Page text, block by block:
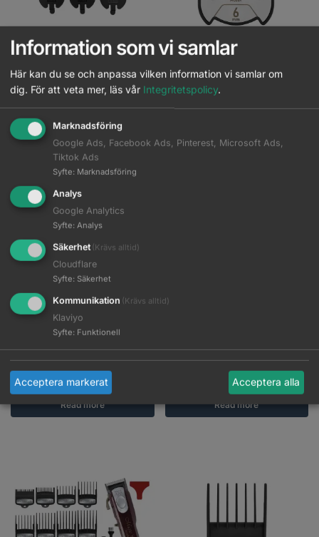
Kyone Ultima Distanskamset
Magnet
Logga in för pris
Read more
Moser – Premium Magnetisk
Distanskam – 6 mm
Logga in för pris
WAHL – Beret Stealth
Logga in för pris
Read more
Clip
Logga in för pris
Read more
Information som vi samlar
Här kan du se och anpassa vilken information vi samlar om
dig. För att veta mer, läs vår Integritetspolicy.
Marknadsföring
Google Ads, Facebook Ads, Pinterest, Microsoft Ads,
Tiktok Ads
Syfte: Marknadsföring
Analys
Google Analytics
Syfte: Analys
Säkerhet (Krävs alltid)
Cloudflare
Syfte: Säkerhet
Kommunikation (Krävs alltid)
Klaviyo
Syfte: Funktionell
Acceptera markerat Acceptera alla